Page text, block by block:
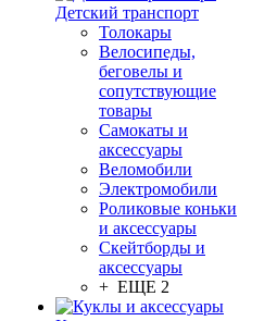
Детский транспорт
Толокары
Велосипеды,
беговелы и
сопутствующие
товары
Самокаты и
аксессуары
Веломобили
Электромобили
Роликовые коньки
и аксессуары
Скейтборды и
аксессуары
+ ЕЩЕ 2